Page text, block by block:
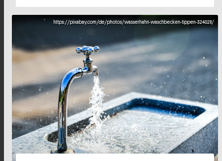
https://pixabay.com/de/photos/wasserhahn-waschbecken-tippen-3240211/